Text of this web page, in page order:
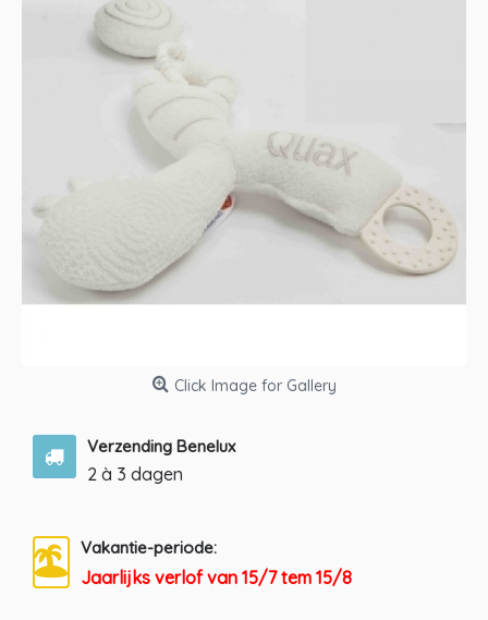
Click Image for Gallery
Verzending Benelux
2 à 3 dagen
Vakantie-periode:
Jaarlijks verlof van 15/7 tem 15/8